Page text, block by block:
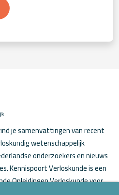
je samenvattingen van recent
wetenschappelijk
onderzoekers en nieuws
Kennispoort Verloskunde is een
Opleidingen Verloskunde voor